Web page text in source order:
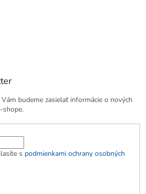
budeme zasielať informácie o nových
shope.
s podmienkami ochrany osobných